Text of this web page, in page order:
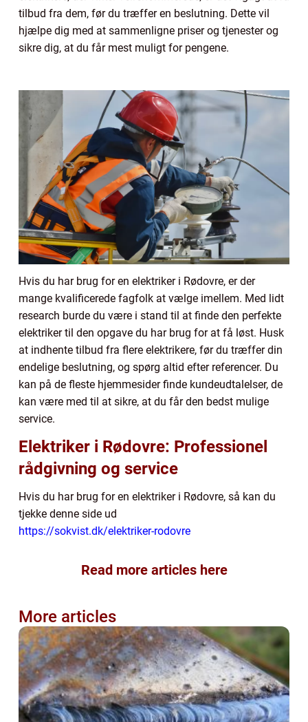
tilbud fra dem, før du træffer en beslutning. Dette vil
hjælpe dig med at sammenligne priser og tjenester og
sikre dig, at du får mest muligt for pengene.
Hvis du har brug for en elektriker i Rødovre, er der
mange kvalificerede fagfolk at vælge imellem. Med lidt
research burde du være i stand til at finde den perfekte
elektriker til den opgave du har brug for at få løst. Husk
at indhente tilbud fra flere elektrikere, før du træffer din
endelige beslutning, og spørg altid efter referencer. Du
kan på de fleste hjemmesider finde kundeudtalelser, de
kan være med til at sikre, at du får den bedst mulige
service.
Elektriker i Rødovre: Professionel
rådgivning og service
Hvis du har brug for en elektriker i Rødovre, så kan du
tjekke denne side ud
https://sokvist.dk/elektriker-rodovre
Read more articles here
More articles